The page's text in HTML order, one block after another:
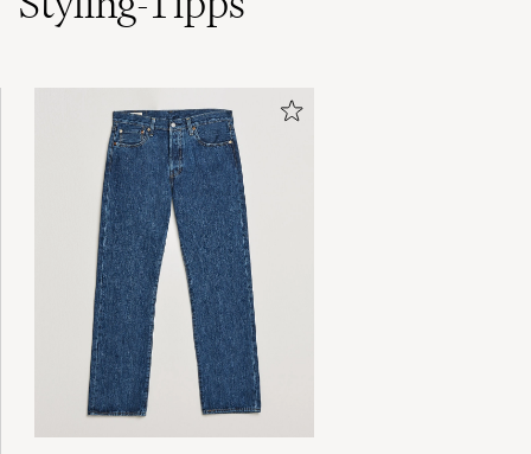
Snabbt, enkelt bra passform
MARGARETA S
GEKAUFT AM AUF CAREOFCARL.SE
Satt perfekt, behagelig å ha på
ESPEN D GEKAUFT AM AUF CAREOFCARL.NO
Det er en julegave. Den ser bra ut
BJØRG O GEKAUFT AM AUF CAREOFCARL.NO